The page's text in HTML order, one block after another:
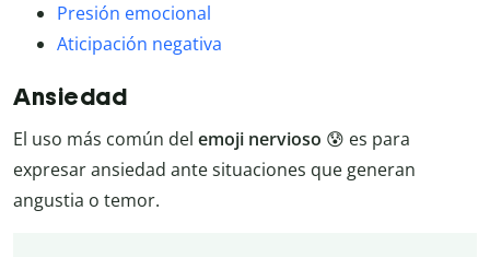
Presión emocional
Aticipación negativa
Ansiedad
El uso más común del emoji nervioso 😰 es para
expresar ansiedad ante situaciones que generan
angustia o temor.